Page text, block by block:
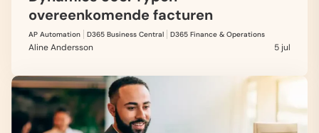
overeenkomende facturen
AP Automation D365 Business Central D365 Finance & Operations
Aline Andersson 5 jul